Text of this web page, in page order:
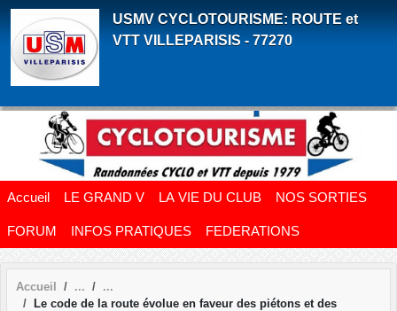
USMV CYCLOTOURISME: ROUTE et
VTT VILLEPARISIS - 77270
Accueil LE GRAND V LA VIE DU CLUB NOS SORTIES
FORUM INFOS PRATIQUES FEDERATIONS
Accueil
Le code de la route évolue en faveur des piétons et des
Panneau de gestion des cookies